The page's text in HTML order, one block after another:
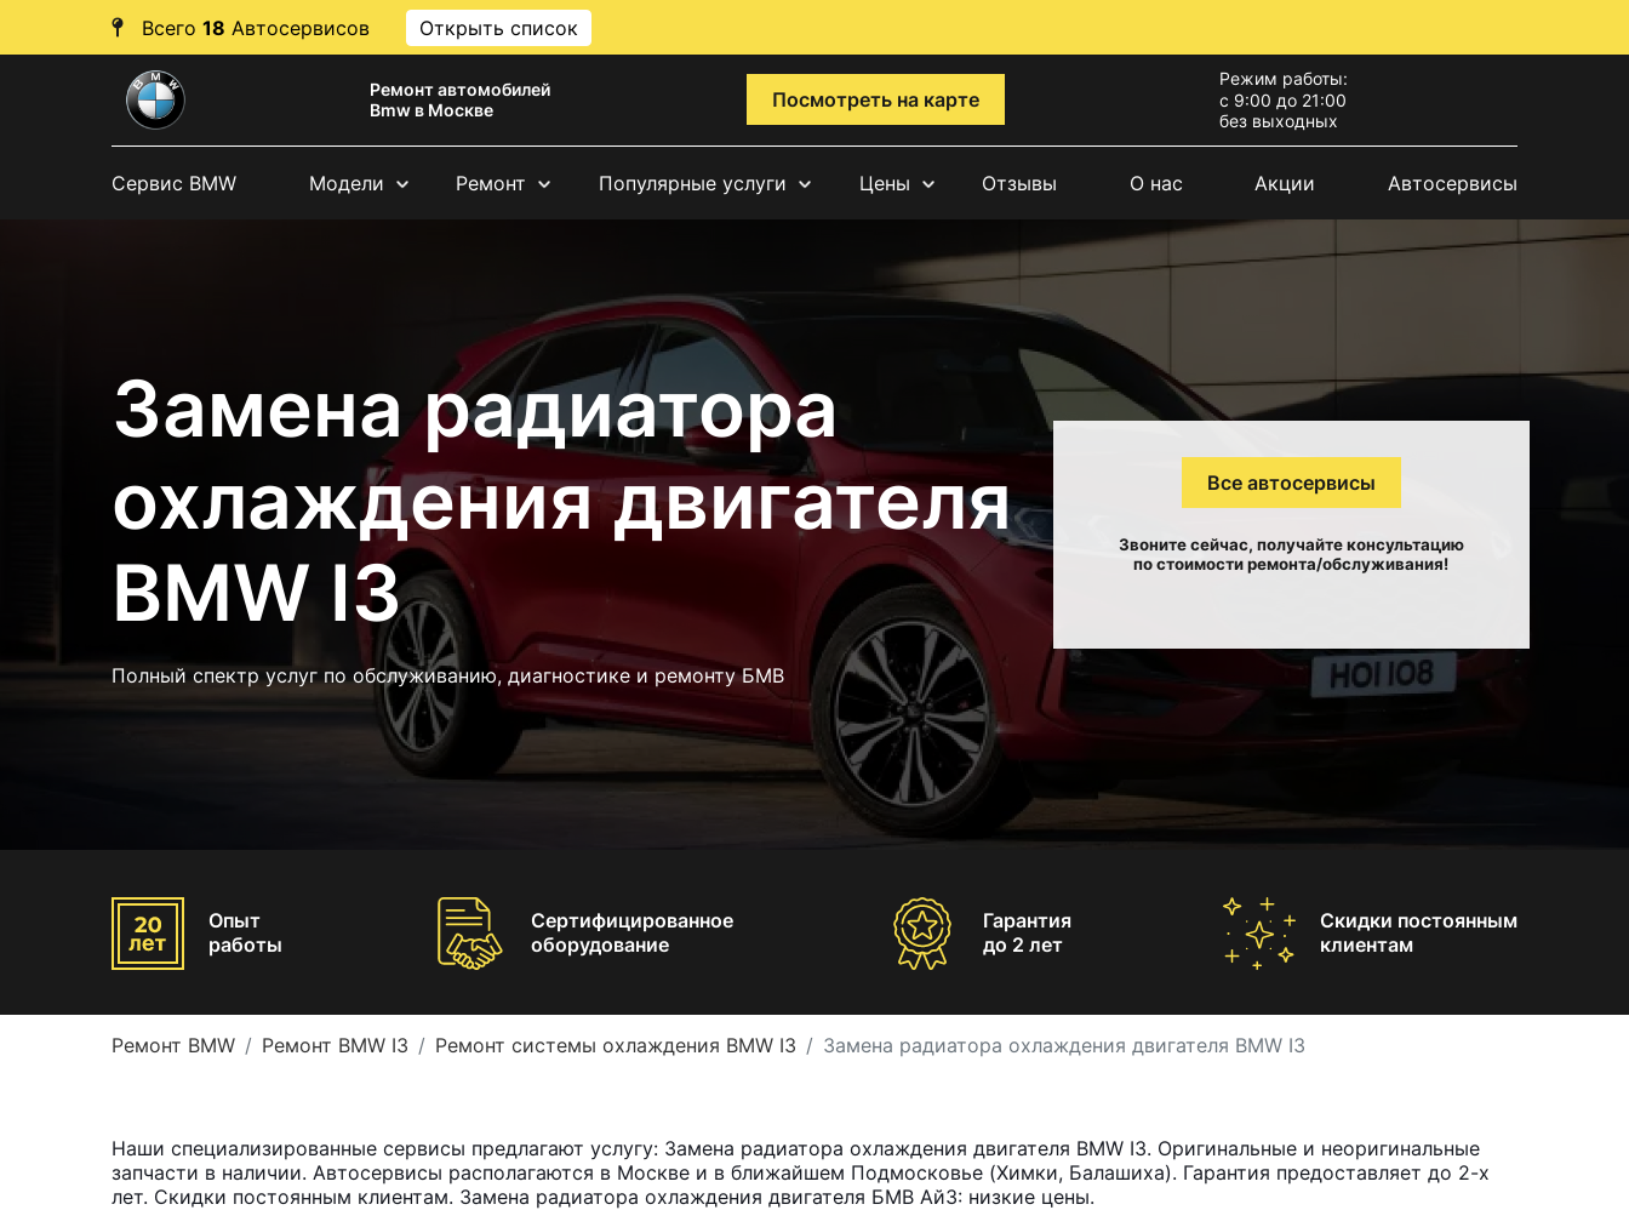
Всего 18 Автосервисов Открыть список
Ремонт автомобилей
Bmw в Москве
Посмотреть на карте
Режим работы:
с 9:00 до 21:00
без выходных
Сервис BMW Модели Ремонт Популярные услуги Цены Отзывы О нас Акции Автосервисы
Замена радиатора
охлаждения двигателя
BMW I3
Полный спектр услуг по обслуживанию, диагностике и ремонту БМВ
Все автосервисы
Звоните сейчас, получайте консультацию
по стоимости ремонта/обслуживания!
Опыт
работы
Сертифицированное
оборудование
Гарантия
до 2 лет
Скидки постоянным
клиентам
Ремонт BMW Ремонт BMW I3 Ремонт системы охлаждения BMW I3 Замена радиатора охлаждения двигателя BMW I3
Наши специализированные сервисы предлагают услугу: Замена радиатора охлаждения двигателя BMW I3. Оригинальные и неоригинальные
запчасти в наличии. Автосервисы располагаются в Москве и в ближайшем Подмосковье (Химки, Балашиха). Гарантия предоставляет до 2-х
лет. Скидки постоянным клиентам. Замена радиатора охлаждения двигателя БМВ Ай3: низкие цены.